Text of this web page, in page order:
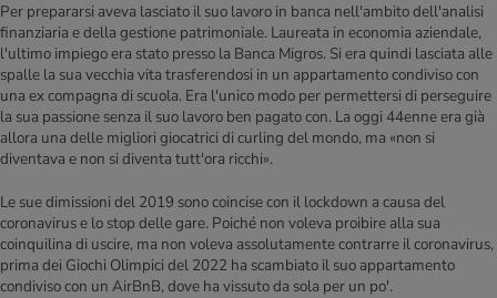
Per prepararsi aveva lasciato il suo lavoro in banca nell'ambito dell'analisi
finanziaria e della gestione patrimoniale. Laureata in economia aziendale,
l'ultimo impiego era stato presso la Banca Migros. Si era quindi lasciata alle
spalle la sua vecchia vita trasferendosi in un appartamento condiviso con
una ex compagna di scuola. Era l'unico modo per permettersi di perseguire
la sua passione senza il suo lavoro ben pagato con. La oggi 44enne era già
allora una delle migliori giocatrici di curling del mondo, ma «non si
diventava e non si diventa tutt'ora ricchi».
Le sue dimissioni del 2019 sono coincise con il lockdown a causa del
coronavirus e lo stop delle gare. Poiché non voleva proibire alla sua
coinquilina di uscire, ma non voleva assolutamente contrarre il coronavirus,
prima dei Giochi Olimpici del 2022 ha scambiato il suo appartamento
condiviso con un AirBnB, dove ha vissuto da sola per un po'.